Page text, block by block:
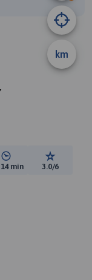
km
Średni czas potrzebny
min Ocena
3.0/6